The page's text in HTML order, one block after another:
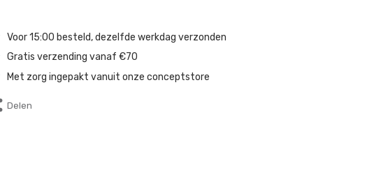
Voor 15:00 besteld, dezelfde werkdag verzonden
Gratis verzending vanaf €70
Met zorg ingepakt vanuit onze conceptstore
Delen